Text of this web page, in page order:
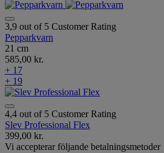
3,9 out of 5 Customer Rating
Pepparkvarn
21 cm
585,00 kr.
+ 17
+ 19
4,4 out of 5 Customer Rating
Slev Professional Flex
399,00 kr.
Vi accepterar följande betalningsmetoder